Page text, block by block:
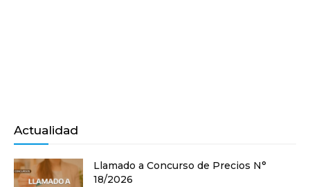
Actualidad
Llamado a Concurso de Precios N°
18/2026